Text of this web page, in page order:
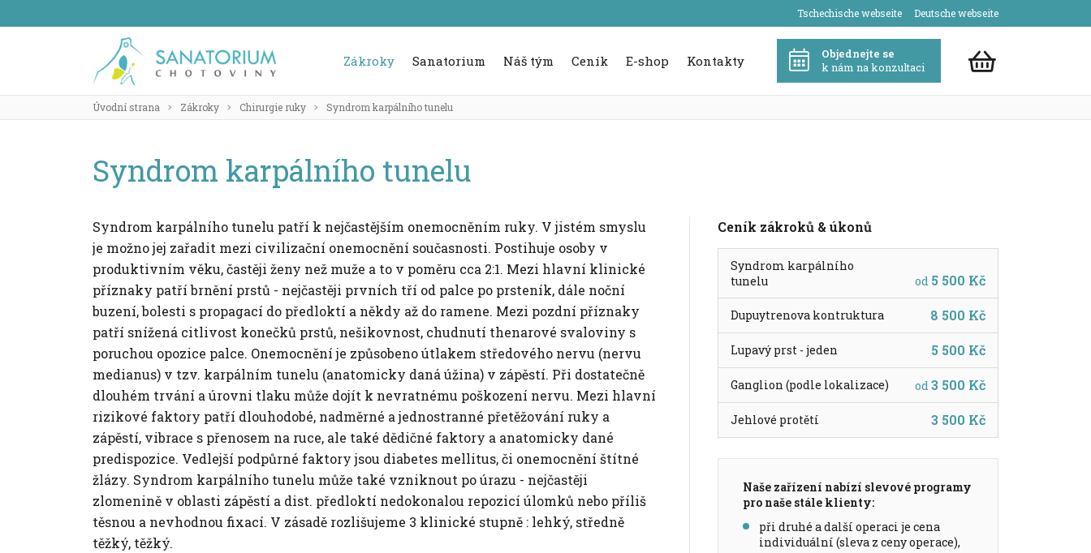
Tschechische webseite Deutsche webseite
Zákroky Sanatorium Náš tým Ceník E-shop Kontakty
Objednejte se
k nám na konzultaci
Úvodní strana Zákroky Chirurgie ruky Syndrom karpálního tunelu
Syndrom karpálního tunelu
Syndrom karpálního tunelu patří k nejčastějším onemocněním ruky. V jistém smyslu
je možno jej zařadit mezi civilizační onemocnění současnosti. Postihuje osoby v
produktivním věku, častěji ženy než muže a to v poměru cca 2:1. Mezi hlavní klinické
příznaky patří brnění prstů - nejčastěji prvních tří od palce po prsteník, dále noční
buzení, bolesti s propagací do předloktí a někdy až do ramene. Mezi pozdní příznaky
patří snížená citlivost konečků prstů, nešikovnost, chudnutí thenarové svaloviny s
poruchou opozice palce. Onemocnění je způsobeno útlakem středového nervu (nervu
medianus) v tzv. karpálním tunelu (anatomicky daná úžina) v zápěstí. Při dostatečně
dlouhém trvání a úrovni tlaku může dojít k nevratnému poškození nervu. Mezi hlavní
rizikové faktory patří dlouhodobé, nadměrné a jednostranné přetěžování ruky a
zápěstí, vibrace s přenosem na ruce, ale také dědičné faktory a anatomicky dané
predispozice. Vedlejší podpůrné faktory jsou diabetes mellitus, či onemocnění štítné
žlázy. Syndrom karpálního tunelu může také vzniknout po úrazu - nejčastěji
zlomenině v oblasti zápěstí a dist. předloktí nedokonalou repozicí úlomků nebo příliš
těsnou a nevhodnou fixací. V zásadě rozlišujeme 3 klinické stupně : lehký, středně
těžký, těžký.
Ceník zákroků & úkonů
Syndrom karpálního
tunelu
od 5 500 Kč
Dupuytrenova kontruktura 8 500 Kč
Lupavý prst - jeden 5 500 Kč
Ganglion (podle lokalizace) od3 500 Kč
Jehlové protětí 3 500 Kč
Naše zařízení nabízí slevové programy
pro naše stále klienty:
při druhé a další operaci je cena
individuální (sleva z ceny operace),